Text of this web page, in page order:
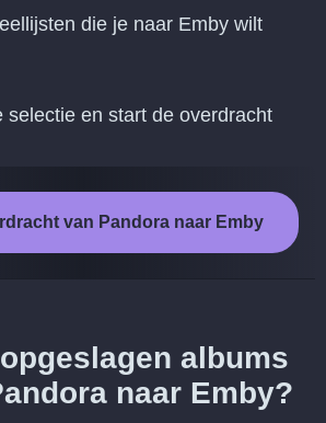
die je naar Emby wilt
selectie en start de overdracht
van Pandora naar Emby
albums
naar Emby?